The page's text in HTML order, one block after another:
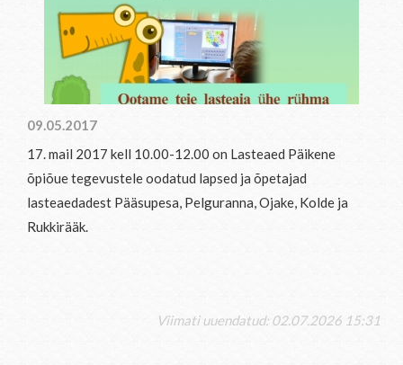
09.05.2017
17. mail 2017 kell 10.00-12.00 on Lasteaed Päikene
õpiõue tegevustele oodatud lapsed ja õpetajad
lasteaedadest Pääsupesa, Pelguranna, Ojake, Kolde ja
Rukkirääk.
Viimati uuendatud: 02.07.2026 15:31